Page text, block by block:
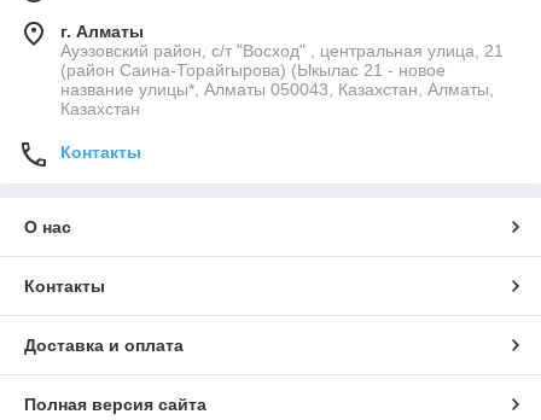
г. Алматы
Ауэзовский район, с/т "Восход" , центральная улица, 21
(район Саина-Торайгырова) (Ыкылас 21 - новое
название улицы*, Алматы 050043, Казахстан, Алматы,
Казахстан
Контакты
О нас
Контакты
Доставка и оплата
Полная версия сайта